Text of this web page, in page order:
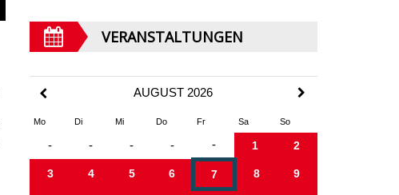
VERANSTALTUNGEN
AUGUST 2026
Mo Di Mi Do Fr Sa So
- - - - - 1 2
3 4 5 6 7 8 9